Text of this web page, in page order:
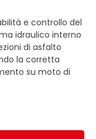
e controllo del
idraulico interno
di asfalto
la corretta
su moto di